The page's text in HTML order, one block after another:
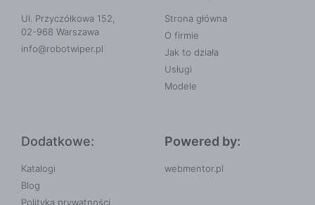
Ul. Przyczółkowa 152,
02-968 Warszawa
info@robotwiper.pl
Strona główna
O firmie
Jak to działa
Usługi
Modele
Dodatkowe:
Katalogi
Blog
Polityka prywatności
Powered by:
webmentor.pl